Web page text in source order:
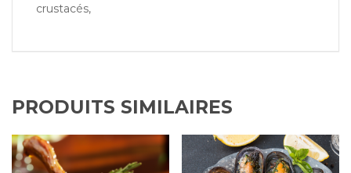
crustacés,
PRODUITS SIMILAIRES